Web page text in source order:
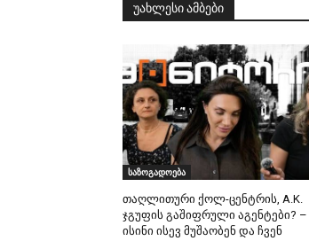
უახლესი ამბები
საზოგადოება
თაღლითური ქოლ-ცენტრის, A.K.
ჯგუფის გაშიფრული აგენტები? –
ისინი ისევ მუშაობენ და ჩვენ